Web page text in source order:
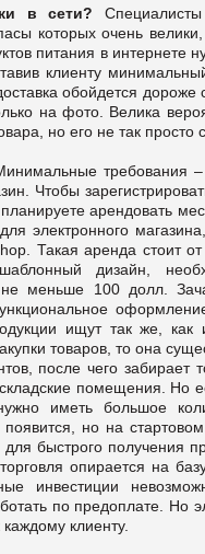
в сети?
которых очень
питания в
клиенту
обойдется дороже
на фото. Велика
но его не так просто
требования –
Чтобы
арендовать
электронного
Такая аренда стоит
дизайн,
меньше 100 долл.
ищут так же,
товаров, то она
после чего
помещения. Но
иметь большое
но на
быстрого получения
опирается на
инвестиции
по предоплате. Но
клиенту.